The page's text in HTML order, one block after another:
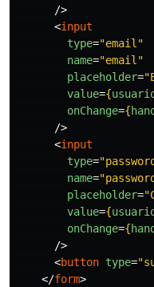
/>
<input
type="email"
name="email"
placeholder=
value={
onChange={
/>
<input
type=
name=
placeholder=
value={
onChange={
/>
<button type=
</form>